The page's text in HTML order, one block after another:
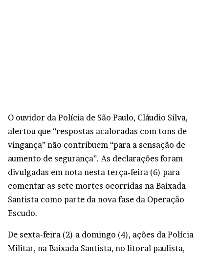
O ouvidor da Polícia de São Paulo, Cláudio Silva,
alertou que “respostas acaloradas com tons de
vingança” não contribuem “para a sensação de
aumento de segurança”. As declarações foram
divulgadas em nota nesta terça-feira (6) para
comentar as sete mortes ocorridas na Baixada
Santista como parte da nova fase da Operação
Escudo.
De sexta-feira (2) a domingo (4), ações da Polícia
Militar, na Baixada Santista, no litoral paulista,